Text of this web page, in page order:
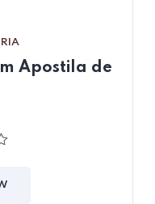
Apostila de